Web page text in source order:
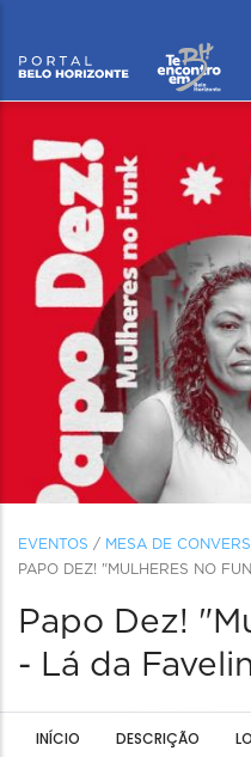
EVENTOS / MESA DE
PAPO DEZ! "MULHERES NO
Papo Dez!
- Lá da
INÍCIO DESCRIÇÃO